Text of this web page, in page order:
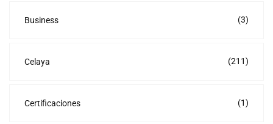
Business (3)
Celaya (211)
Certificaciones (1)